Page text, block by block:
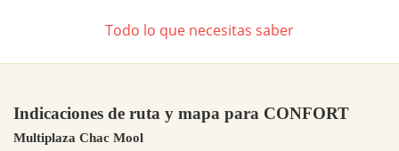
Todo lo que necesitas saber
Indicaciones de ruta y mapa para CONFORT
Multiplaza Chac Mool